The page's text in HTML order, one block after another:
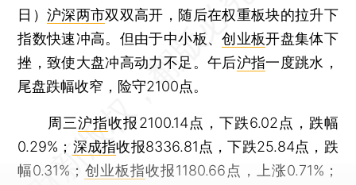
日）沪深两市双双高开，随后在权重板块的拉升下
指数快速冲高。但由于中小板、创业板开盘集体下
挫，致使大盘冲高动力不足。午后沪指一度跳水，
尾盘跌幅收窄，险守2100点。
周三沪指收报2100.14点，下跌6.02点，跌幅
0.29%； 深成指收报8336.81点，下跌25.84点，跌
幅0.31%； 创业板指收报1180.66点，上涨0.71%；